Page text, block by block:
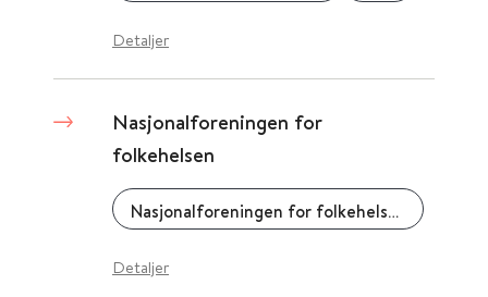
Detaljer
Nasjonalforeningen for
folkehelsen
Nasjonalforeningen for folkehelsen
Detaljer